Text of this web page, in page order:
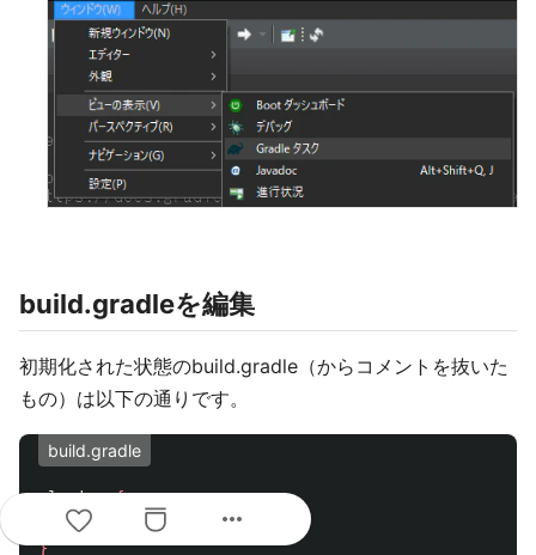
build.gradleを編集
初期化された状態のbuild.gradle（からコメントを抜いた
もの）は以下の通りです。
build.gradle
plugins {
id
'application'
}
more_horiz